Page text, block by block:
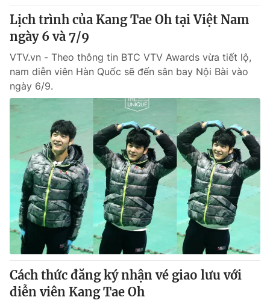
Lịch trình của Kang Tae Oh tại Việt Nam
ngày 6 và 7/9
VTV.vn - Theo thông tin BTC VTV Awards vừa tiết lộ,
nam diễn viên Hàn Quốc sẽ đến sân bay Nội Bài vào
ngày 6/9.
Cách thức đăng ký nhận vé giao lưu với
diễn viên Kang Tae Oh